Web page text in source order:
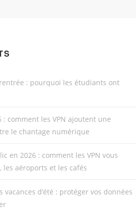
: pourquoi les étudiants ont
: comment les VPN ajoutent une
le chantage numérique
en 2026 : comment les VPN vous
aéroports et les cafés
d’été : protéger vos données